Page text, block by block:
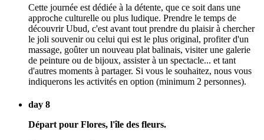
Cette journée est dédiée à la détente, que ce soit dans une
approche culturelle ou plus ludique. Prendre le temps de
découvrir Ubud, c'est avant tout prendre du plaisir à chercher
le joli souvenir ou celui qui est le plus original, profiter d'un
massage, goûter un nouveau plat balinais, visiter une galerie
de peinture ou de bijoux, assister à un spectacle... et tant
d'autres moments à partager. Si vous le souhaitez, nous vous
indiquerons les activités en option (minimum 2 personnes).
day 8
Départ pour Flores, l'île des fleurs.